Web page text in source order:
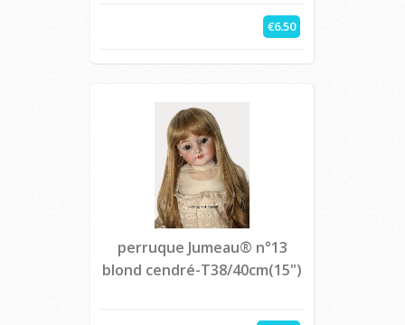
€6.50
perruque Jumeau® n°13
blond cendré-T38/40cm(15")